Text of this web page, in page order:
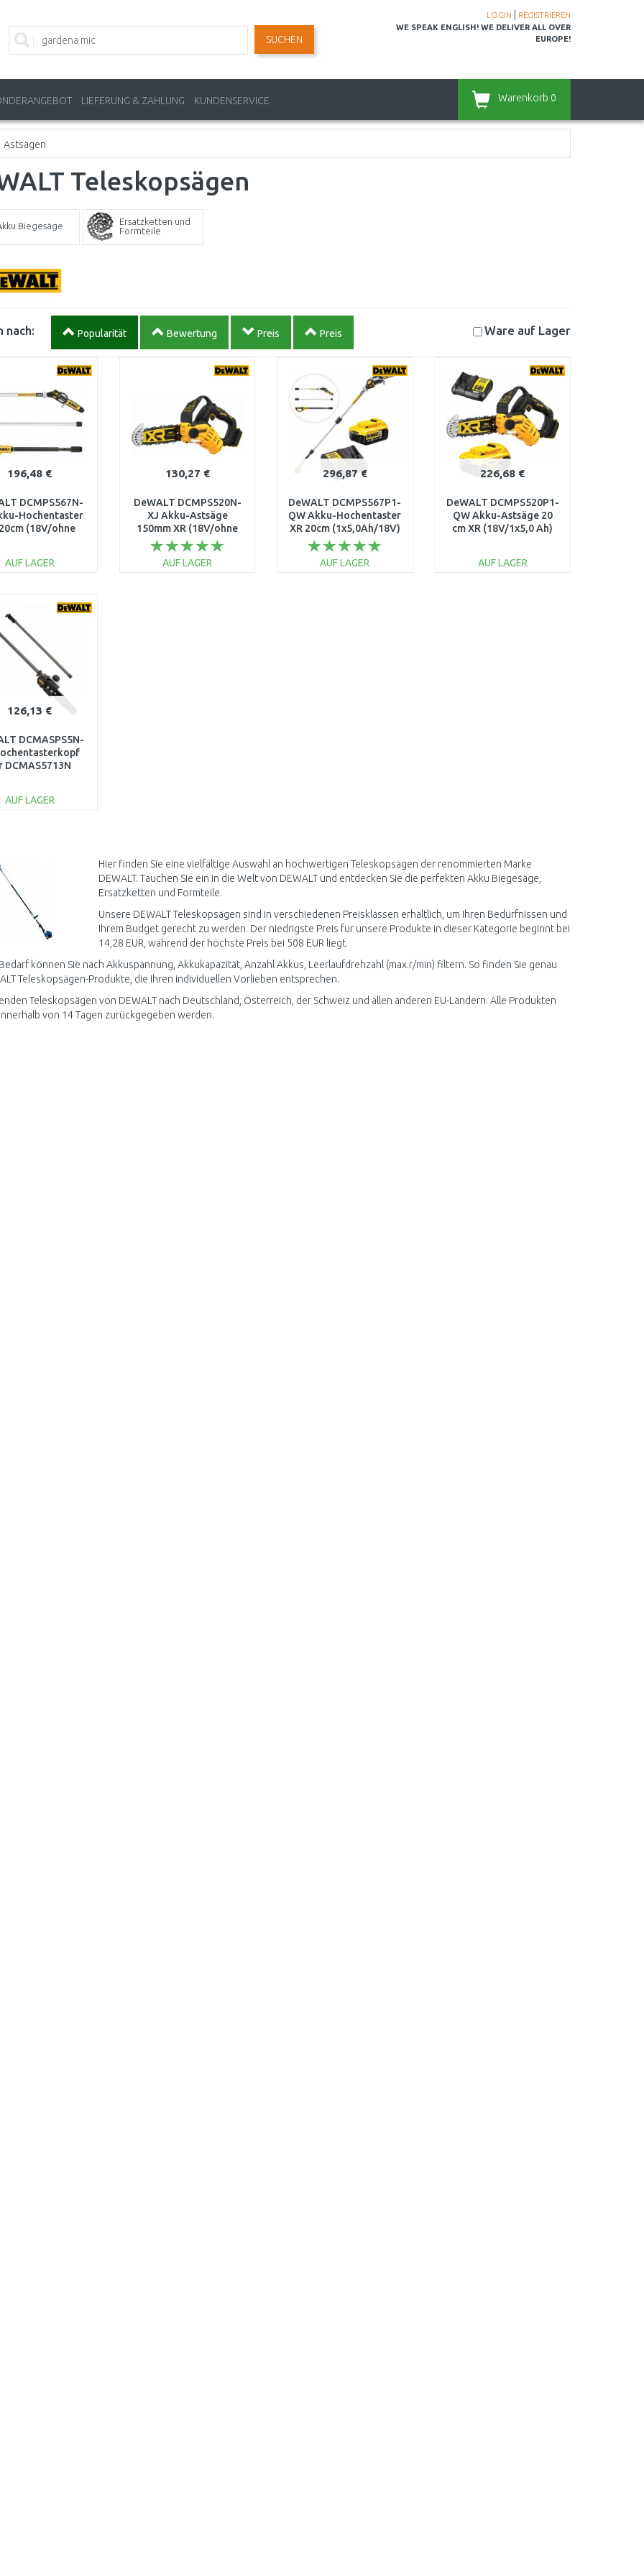
LOGIN
REGISTRIEREN
WE SPEAK ENGLISH! WE DELIVER ALL OVER
EUROPE!
SUCHEN
LIEFERUNG & ZAHLUNG KUNDENSERVICE Warenkorb 0
Astsägen
Teleskopsägen
Biegesäge
Ersatzketten und
Formteile
nach: Popularität Bewertung Preis Preis Ware auf Lager
196,48 €
DCMPS567N-
Hochentaster
(18V/ohne
AUF LAGER
Vergleichen
130,27 €
DeWALT DCMPS520N-
XJ Akku-Astsäge
150mm XR (18V/ohne
akku)
AUF LAGER
296,87 €
DeWALT DCMPS567P1-
QW Akku-Hochentaster
XR 20cm (1x5,0Ah/18V)
AUF LAGER
226,68 €
DeWALT DCMPS520P1-
QW Akku-Astsäge 20
cm XR (18V/1x5,0 Ah)
AUF LAGER
126,13 €
DCMASPS5N-
DCMAS5713N
AUF LAGER
Hier finden Sie eine vielfältige Auswahl an hochwertigen Teleskopsägen der renommierten Marke
DEWALT. Tauchen Sie ein in die Welt von DEWALT und entdecken Sie die perfekten Akku Biegesäge,
Ersatzketten und Formteile.
Unsere DEWALT Teleskopsägen sind in verschiedenen Preisklassen erhältlich, um Ihren Bedürfnissen und
Ihrem Budget gerecht zu werden. Der niedrigste Preis für unsere Produkte in dieser Kategorie beginnt bei
14,28 EUR, während der höchste Preis bei 508 EUR liegt.
können Sie nach Akkuspannung, Akkukapazität, Anzahl Akkus, Leerlaufdrehzahl (max.r/min) filtern. So finden Sie genau
Teleskopsägen-Produkte, die Ihren individuellen Vorlieben entsprechen.
Teleskopsägen von DEWALT nach Deutschland, Österreich, der Schweiz und allen anderen EU-Ländern. Alle Produkten
von 14 Tagen zurückgegeben werden.